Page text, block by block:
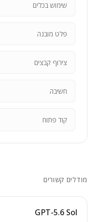
שימוש בכלים
פלט מובנה
צירוף קבצים
חשיבה
קוד פתוח
מודלים קשורים
GPT-5.6 Sol